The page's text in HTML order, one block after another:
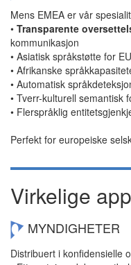
Mens EMEA er vår
• Transparente
kommunikasjon
• Asiatisk språkstøtte for
• Afrikanske
• Automatisk
• Tverr-kulturell semantisk
• Flerspråklig
Perfekt for europeiske
Virkelige
MYNDIGHETER
Distribuert i konfidensielle